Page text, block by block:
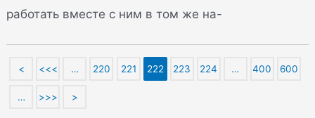
работать вместе с ним в том же на-
< <<< … 220 221 222 223 224 … 400 600
… >>> >